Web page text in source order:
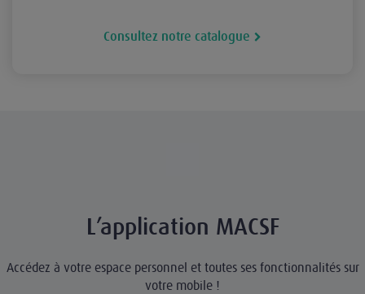
Consultez notre catalogue
L’application MACSF
Accédez à votre espace personnel et toutes ses fonctionnalités sur
votre mobile !